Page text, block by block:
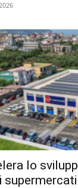
lo
supermercati